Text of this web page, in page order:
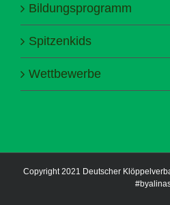
Bildungsprogramm
Spitzenkids
Wettbewerbe
Copyright 2021 Deutscher